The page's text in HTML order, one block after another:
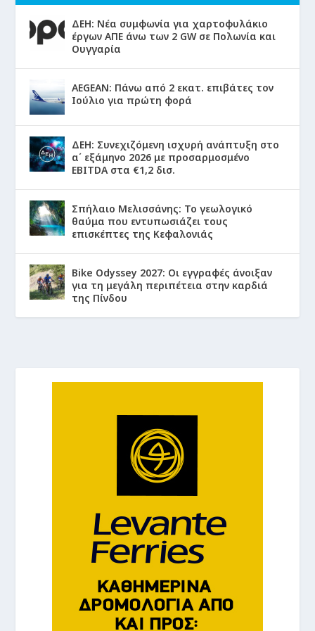
ΔΕΗ: Νέα συμφωνία για χαρτοφυλάκιο
έργων ΑΠΕ άνω των 2 GW σε Πολωνία και
Ουγγαρία
AEGEAN: Πάνω από 2 εκατ. επιβάτες τον
Ιούλιο για πρώτη φορά
ΔΕΗ: Συνεχιζόμενη ισχυρή ανάπτυξη στο
α΄ εξάμηνο 2026 με προσαρμοσμένο
EBITDA στα €1,2 δισ.
Σπήλαιο Μελισσάνης: Το γεωλογικό
θαύμα που εντυπωσιάζει τους
επισκέπτες της Κεφαλονιάς
Bike Odyssey 2027: Οι εγγραφές άνοιξαν
για τη μεγάλη περιπέτεια στην καρδιά
της Πίνδου